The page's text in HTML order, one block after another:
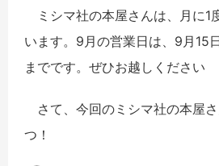
ミシマ社の本屋さんは、月に1
います。9月の営業日は、9月15
までです。ぜひお越しください
さて、今回のミシマ社の本屋
つ！